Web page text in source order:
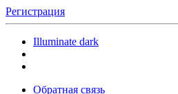
Регистрация
Illuminate dark
Обратная связь